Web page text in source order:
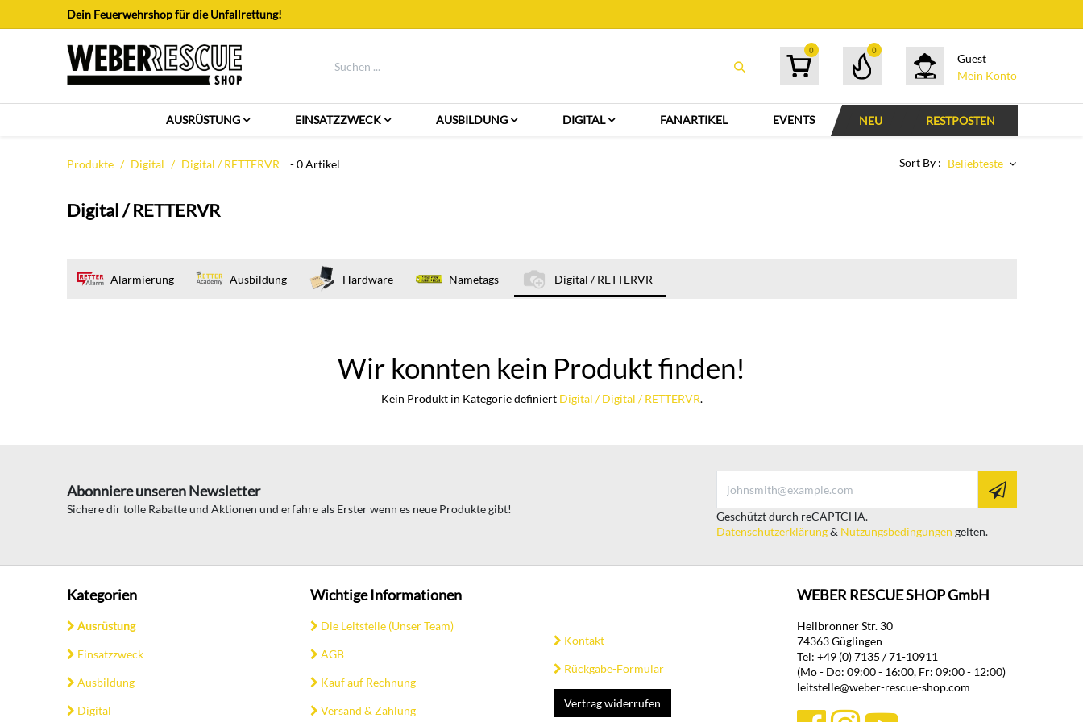
Zum Inhalt springenDein Feuerwehrshop für die Unfallrettung!
0 0
Guest
Mein Konto
AUSRÜSTUNG EINSATZZWECK AUSBILDUNG DIGITAL FANARTIKEL EVENTS NEU RESTPOSTEN
Produkte Digital Digital / RETTERVR - 0 Artikel Sort By : Beliebteste
Digital / RETTERVR
Alarmierung Ausbildung Hardware Nametags Digital / RETTERVR
Wir konnten kein Produkt finden!
Kein Produkt in Kategorie definiert Digital / Digital / RETTERVR.
Abonniere unseren Newsletter
Sichere dir tolle Rabatte und Aktionen und erfahre als Erster wenn es neue Produkte gibt!
Geschützt durch reCAPTCHA.
Datenschutzerklärung& Nutzungsbedingungen gelten.
Kategorien
Ausrüstung
Einsatzzweck
Ausbildung
Digital
Wichtige Informationen
Die Leitstelle (Unser Team)
AGB
Kauf auf Rechnung
Versand & Zahlung
Kontakt
Rückgabe-Formular
Vertrag widerrufen
WEBER RESCUE SHOP GmbH
Heilbronner Str. 30
74363 Güglingen
Tel: +49 (0) 7135 / 71-10911
(Mo - Do: 09:00 - 16:00, Fr: 09:00 - 12:00)
leitstelle@weber-rescue-shop.com